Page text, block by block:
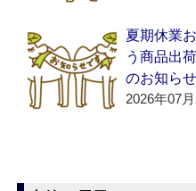
夏期休業
う商品出
のお知らせ
2026年07